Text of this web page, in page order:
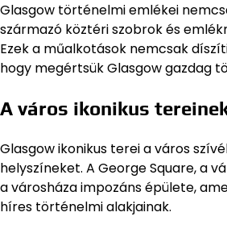
Glasgow történelmi emlékei
származó köztéri szobrok és
Ezek a műalkotások nemcsak
hogy megértsük Glasgow gazdag
A város ikonikus
Glasgow ikonikus terei a város
helyszíneket. A George Square, a
a városháza impozáns épülete,
híres történelmi alakjainak.